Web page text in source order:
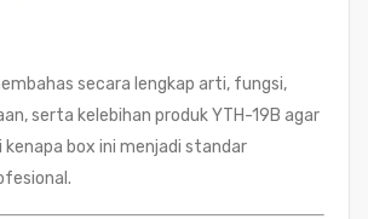
secara lengkap arti, fungsi,
serta kelebihan produk YTH-19B agar
box ini menjadi standar